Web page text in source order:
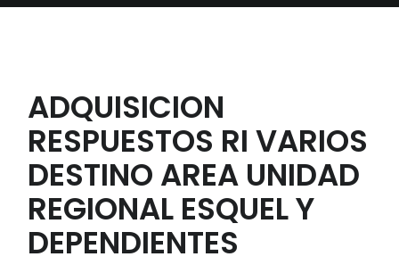
ADQUISICION
RESPUESTOS RI VARIOS
DESTINO AREA UNIDAD
REGIONAL ESQUEL Y
DEPENDIENTES